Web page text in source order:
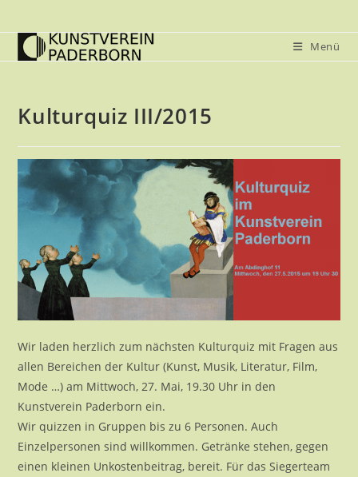
Inhalt
springen
Menü
Kulturquiz III/2015
Wir laden herzlich zum nächsten Kulturquiz mit Fragen aus
allen Bereichen der Kultur (Kunst, Musik, Literatur, Film,
Mode …) am Mittwoch, 27. Mai, 19.30 Uhr in den
Kunstverein Paderborn ein.
Wir quizzen in Gruppen bis zu 6 Personen. Auch
Einzelpersonen sind willkommen. Getränke stehen, gegen
einen kleinen Unkostenbeitrag, bereit. Für das Siegerteam